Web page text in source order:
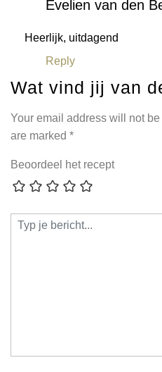
Evelien van den
Heerlijk, uitdagend
Reply
Wat vind jij van
Your email address will not
are marked *
Beoordeel het recept